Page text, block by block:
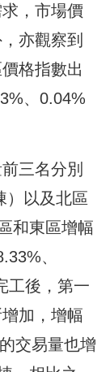
，市場價
亦觀察到
格指數出
、0.04%
三名分別
）以及北區
和東區增幅
、
工後，第一
加，增幅
交易量也增